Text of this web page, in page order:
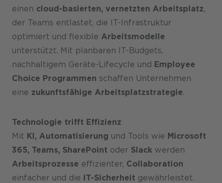
einen cloud-basierten, vernetzten Arbeitsplatz,
der Teams entlastet, die IT-Infrastruktur
optimiert und flexible Arbeitsmodelle
unterstützt. Mit planbaren IT-Budgets,
nachhaltigem Geräte-Lifecycle und Employee
Choice Programmen schaffen Unternehmen
eine zukunftsfähige Arbeitsplatzstrategie.
Technologie trifft Effizienz
Mit KI, Automatisierung und Tools wie Microsoft
365, Teams, SharePoint oder Slack werden
Arbeitsprozesse effizienter, Collaboration
einfacher und die IT-Sicherheit gewährleistet.